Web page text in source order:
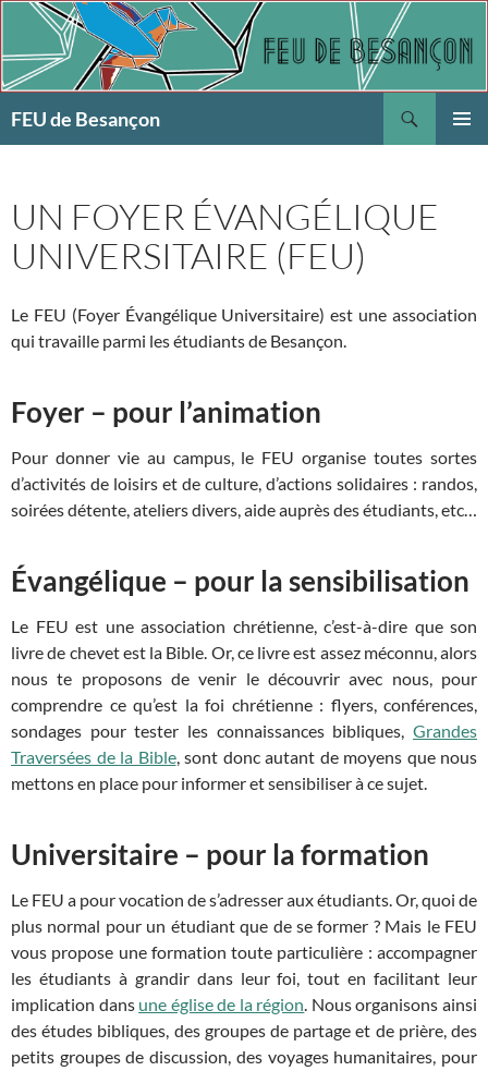
Aller
contenu
FEU de Besançon
UN FOYER ÉVANGÉLIQUE
UNIVERSITAIRE (FEU)
Le FEU (Foyer Évangélique Universitaire) est une association
qui travaille parmi les étudiants de Besançon.
Foyer – pour l’animation
Pour donner vie au campus, le FEU organise toutes sortes
d’activités de loisirs et de culture, d’actions solidaires : randos,
soirées détente, ateliers divers, aide auprès des étudiants, etc…
Évangélique – pour la sensibilisation
Le FEU est une association chrétienne, c’est-à-dire que son
livre de chevet est la Bible. Or, ce livre est assez méconnu, alors
nous te proposons de venir le découvrir avec nous, pour
comprendre ce qu’est la foi chrétienne : flyers, conférences,
sondages pour tester les connaissances bibliques, Grandes
Traversées de la Bible, sont donc autant de moyens que nous
mettons en place pour informer et sensibiliser à ce sujet.
Universitaire – pour la formation
Le FEU a pour vocation de s’adresser aux étudiants. Or, quoi de
plus normal pour un étudiant que de se former ? Mais le FEU
vous propose une formation toute particulière : accompagner
les étudiants à grandir dans leur foi, tout en facilitant leur
implication dans une église de la région. Nous organisons ainsi
des études bibliques, des groupes de partage et de prière, des
petits groupes de discussion, des voyages humanitaires, pour